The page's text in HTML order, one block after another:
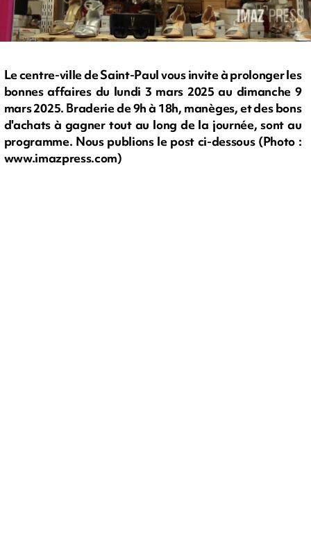
Le centre-ville de Saint-Paul vous invite à prolonger les
bonnes affaires du lundi 3 mars 2025 au dimanche 9
mars 2025. Braderie de 9h à 18h, manèges, et des bons
d'achats à gagner tout au long de la journée, sont au
programme. Nous publions le post ci-dessous (Photo :
www.imazpress.com)